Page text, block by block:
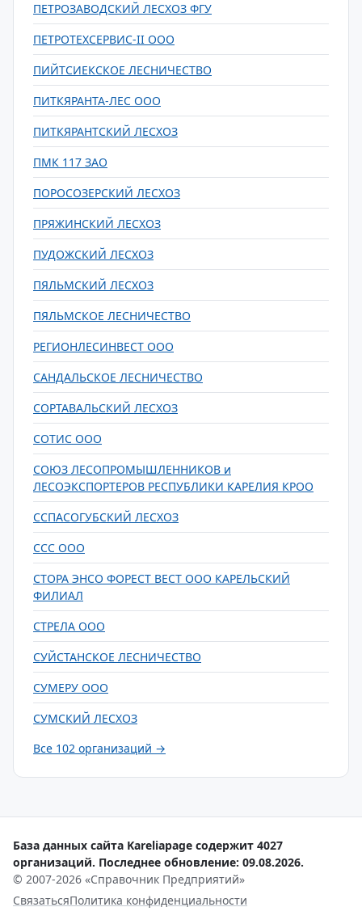
ПЕТРОЗАВОДСКИЙ ЛЕСХОЗ ФГУ
ПЕТРОТЕХСЕРВИС-II ООО
ПИЙТСИЕКСКОЕ ЛЕСНИЧЕСТВО
ПИТКЯРАНТА-ЛЕС ООО
ПИТКЯРАНТСКИЙ ЛЕСХОЗ
ПМК 117 ЗАО
ПОРОСОЗЕРСКИЙ ЛЕСХОЗ
ПРЯЖИНСКИЙ ЛЕСХОЗ
ПУДОЖСКИЙ ЛЕСХОЗ
ПЯЛЬМСКИЙ ЛЕСХОЗ
ПЯЛЬМСКОЕ ЛЕСНИЧЕСТВО
РЕГИОНЛЕСИНВЕСТ ООО
САНДАЛЬСКОЕ ЛЕСНИЧЕСТВО
СОРТАВАЛЬСКИЙ ЛЕСХОЗ
СОТИС ООО
СОЮЗ ЛЕСОПРОМЫШЛЕННИКОВ и
ЛЕСОЭКСПОРТЕРОВ РЕСПУБЛИКИ КАРЕЛИЯ КРОО
ССПАСОГУБСКИЙ ЛЕСХОЗ
ССС ООО
СТОРА ЭНСО ФОРЕСТ ВЕСТ ООО КАРЕЛЬСКИЙ
ФИЛИАЛ
СТРЕЛА ООО
СУЙСТАНСКОЕ ЛЕСНИЧЕСТВО
СУМЕРУ ООО
СУМСКИЙ ЛЕСХОЗ
Все 102 организаций →
База данных сайта Kareliapage содержит 4027
организаций. Последнее обновление: 09.08.2026.
© 2007-2026 «Справочник Предприятий»
СвязатьсяПолитика конфиденциальности